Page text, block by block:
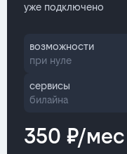
уже подключено
возможности
при нуле
сервисы
билайна
350 ₽/мес